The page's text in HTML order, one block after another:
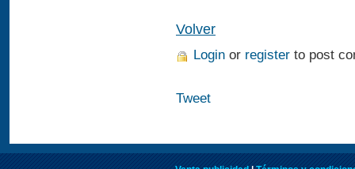
Volver
Login or register to post
Tweet